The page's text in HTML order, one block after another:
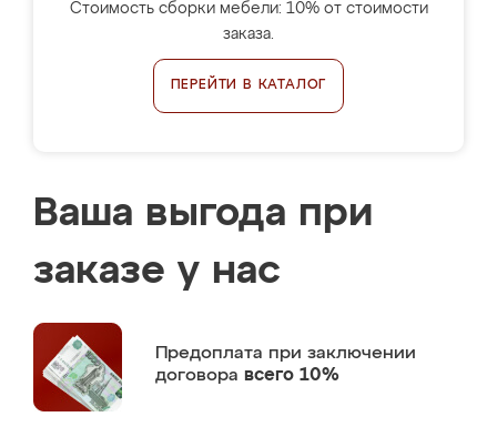
Стоимость сборки мебели: 10% от стоимости
заказа.
ПЕРЕЙТИ В КАТАЛОГ
Ваша выгода при
заказе у нас
Предоплата при заключении
договора всего 10%